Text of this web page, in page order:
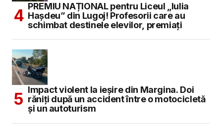
PREMIU NAȚIONAL pentru Liceul „Iulia
Hașdeu” din Lugoj! Profesorii care au
schimbat destinele elevilor, premiați
Impact violent la ieșire din Margina. Doi
răniți după un accident între o motocicletă
și un autoturism